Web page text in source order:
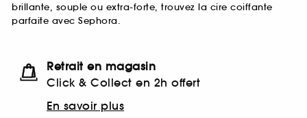
brillante, souple ou extra-forte, trouvez la cire coiffante
parfaite avec Sephora.
Retrait en magasin
Click & Collect en 2h offert
En savoir plus